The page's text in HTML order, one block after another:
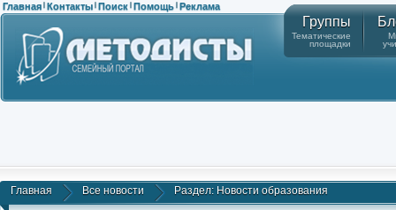
Главная | Контакты | Поиск | Помощь | Реклама
Группы
Тематические
площадки
Главная Все новости Раздел: Новости образования